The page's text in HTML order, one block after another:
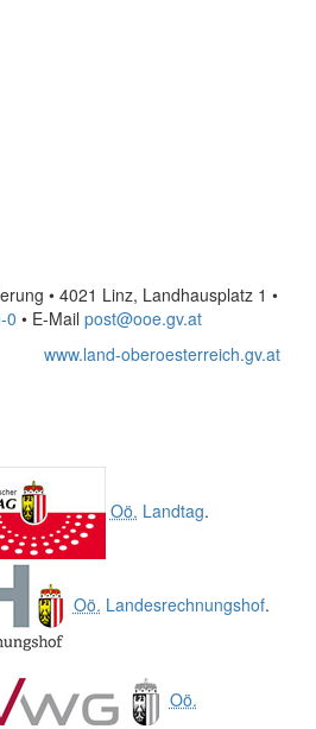
• 4021 Linz, Landhausplatz 1 •
0 • E-Mail post@ooe.gv.at
www.land-oberoesterreich.gv.at
Oö. Landtag.
Oö. Landesrechnungshof.
Oö.